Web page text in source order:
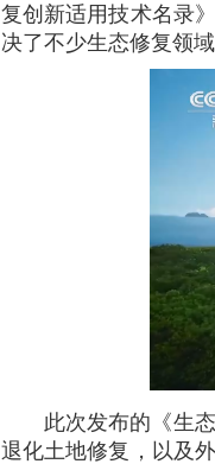
复创新适用技术名录
决了不少生态修复领
此次发布的《生
退化土地修复，以及